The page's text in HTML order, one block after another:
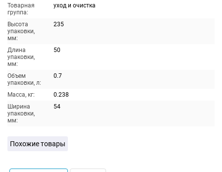
Товарная
группа:
уход и очистка
Высота
упаковки,
мм:
235
Длина
упаковки,
мм:
50
Объем
упаковки, л:
0.7
Масса, кг:
0.238
Ширина
упаковки,
мм:
54
Похожие товары